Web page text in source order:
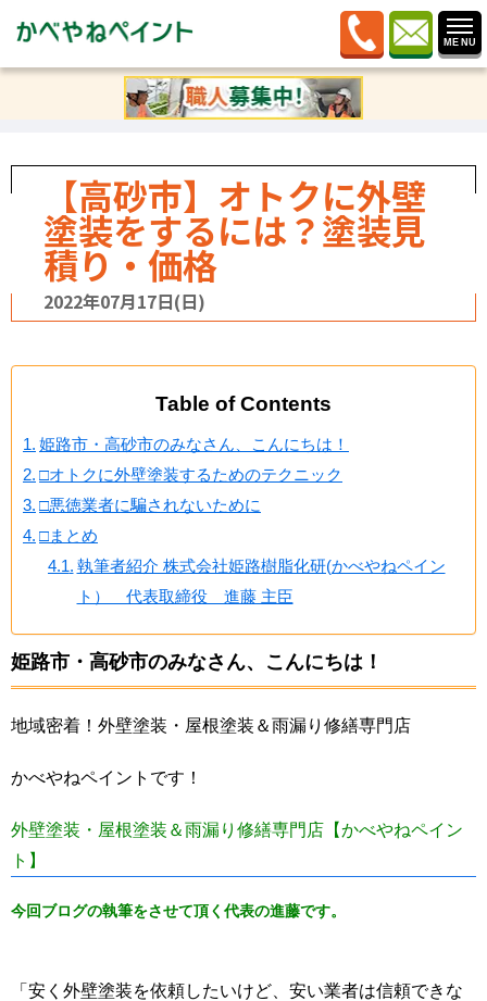
ブログ»感謝しますブログ»【高砂市】オトク
に外壁塗装をするには？塗装見積り・価格
【高砂市】オトクに外壁
塗装をするには？塗装見
積り・価格
2022年07月17日(日)
Table of Contents
姫路市・高砂市のみなさん、こんにちは！
□オトクに外壁塗装するためのテクニック
□悪徳業者に騙されないために
□まとめ
執筆者紹介 株式会社姫路樹脂化研(かべやねペイン
ト） 代表取締役 進藤 主臣
姫路市・高砂市のみなさん、こんにちは！
地域密着！外壁塗装・屋根塗装＆雨漏り修繕専門店
かべやねペイントです！
外壁塗装・屋根塗装＆雨漏り修繕専門店【かべやねペイン
ト】
今回ブログの執筆をさせて頂く代表の進藤です。
「安く外壁塗装を依頼したいけど、安い業者は信頼できな